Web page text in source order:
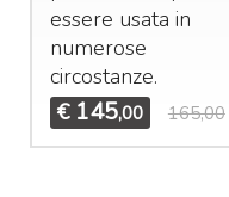
essere usata in
numerose
circostanze.
€ 145,00 165,00